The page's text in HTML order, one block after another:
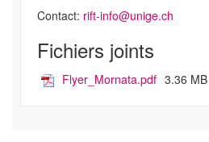
Contact: rift-info@unige.ch
Fichiers joints
Flyer_Mornata.pdf 3.36 MB